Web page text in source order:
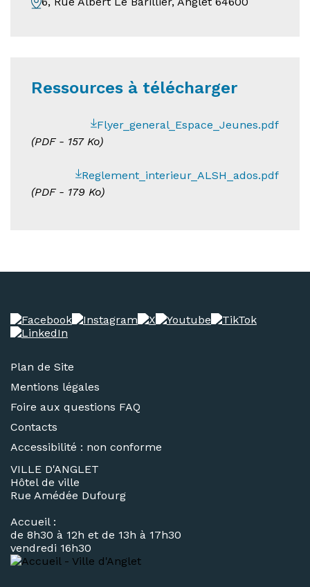
Ressources à télécharger
Flyer_general_Espace_Jeunes.pdf
(PDF - 157 Ko)
Reglement_interieur_ALSH_ados.pdf
(PDF - 179 Ko)
Plan de Site
Mentions légales
Foire aux questions FAQ
Contacts
Accessibilité : non conforme
VILLE D'ANGLET
Hôtel de ville
Rue Amédée Dufourg
Accueil :
de 8h30 à 12h et de 13h à 17h30
vendredi 16h30